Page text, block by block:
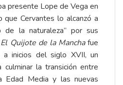
presente Lope de Vega en
Cervantes lo alcanzó a
de la naturaleza” por sus
El Quijote de la Manchafue
inicios del siglo XVII, un
culminar la transición entre
Media y las nuevas